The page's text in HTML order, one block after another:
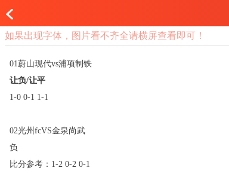
如果出现字体，图片看不齐全请横屏查看即可！
01蔚山现代vs浦项制铁
让负/让平
1-0 0-1 1-1
02光州fcVS金泉尚武
负
比分参考：1-2 0-2 0-1